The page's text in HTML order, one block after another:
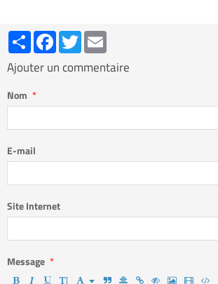
PartagerFacebookTwitter
Ajouter un commentaire
Nom
E-mail
Site Internet
Message